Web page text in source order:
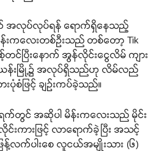
က် အလုပ်လုပ်ရန် ရောက်ရှိနေသည့်
ကလေးတစ်ဦးသည် တစ်တော့ Tik
င်ပြီးနောက် အွန်လိုင်းငွေလိမ် ကျား
န့်ယန်းမြို့၌ အလုပ်ရှိသည်ဟု လိမ်လည်
ားပုံစံဖြင့် ချဉ်းကပ်ခဲ့သည်။
ရက်တွင် အဆိုပါ မိန်းကလေးသည် မိုင်း
းကားဖြင့် လာရောက်ခဲ့ပြီး အသင့်
န့်လက်ပါးစေ လူငယ်အမျိုးသား (၆)